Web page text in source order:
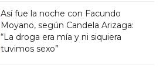
Así fue la noche con Facundo
Moyano, según Candela Arizaga:
“La droga era mía y ni siquiera
tuvimos sexo”